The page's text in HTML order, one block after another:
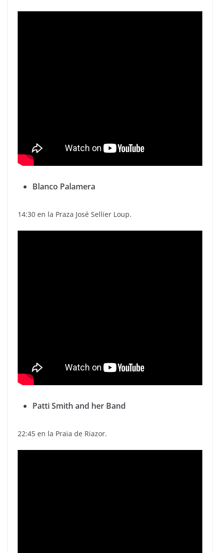
Blanco Palamera
14:30 en la Praza José Sellier Loup.
Patti Smith and her Band
22:45 en la Praia de Riazor.